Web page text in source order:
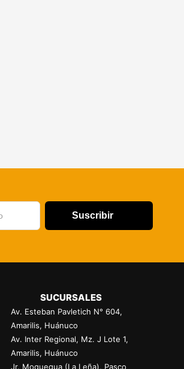
Suscribir
SUCURSALES
Av. Esteban Pavletich N° 604,
Amarilis, Huánuco
Av. Inter Regional, Mz. J Lote 1,
Amarilis, Huánuco
Jr. Moquegua (La Leña), Pasco